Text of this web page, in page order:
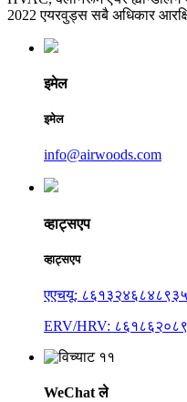
2022 एयरवुड्स सबै अधिकार
इमेल
इमेल
info@airwoods.com
व्हाट्सएप
व्हाट्सएप
एएचयू: ८६१३२४६८४८९३५
ERV/HRV:
WeChat ले